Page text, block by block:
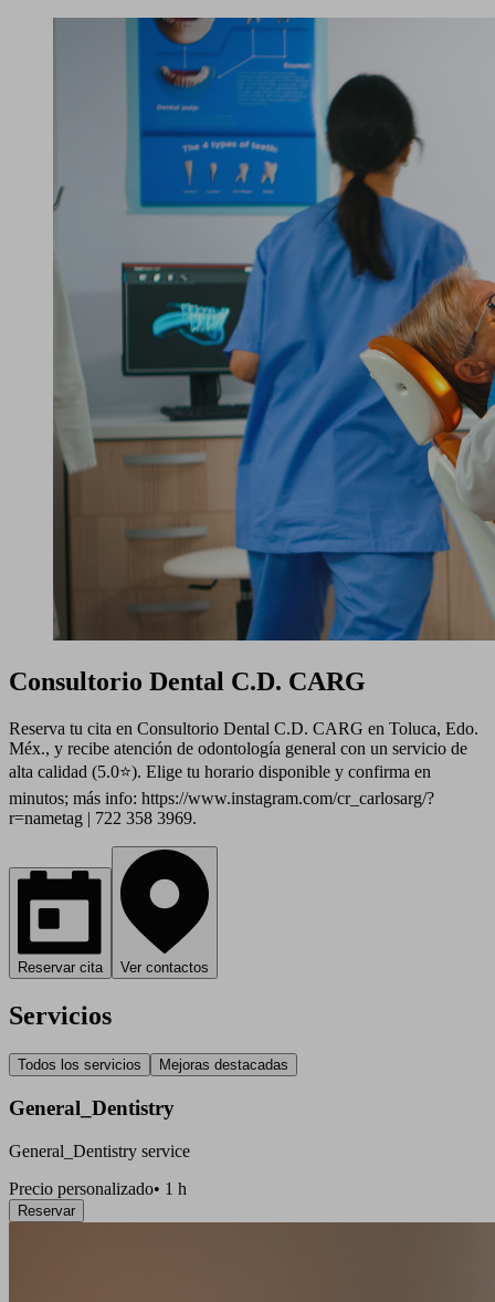
Consultorio Dental C.D. CARG
Reserva tu cita en Consultorio Dental C.D. CARG en Toluca, Edo.
Méx., y recibe atención de odontología general con un servicio de
alta calidad (5.0⭐). Elige tu horario disponible y confirma en
minutos; más info: https://www.instagram.com/cr_carlosarg/?
r=nametag | 722 358 3969.
Reservar cita Ver contactos
Servicios
Todos los servicios Mejoras destacadas
General_Dentistry
General_Dentistry service
Precio personalizado• 1 h
Reservar